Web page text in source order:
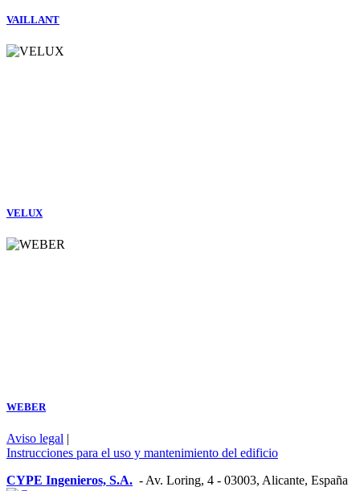
VAILLANT
VELUX
WEBER
Aviso legal |
Instrucciones para el uso y mantenimiento del edificio
CYPE Ingenieros, S.A. - Av. Loring, 4 - 03003, Alicante, España